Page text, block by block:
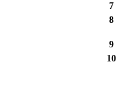
7
8
9
10